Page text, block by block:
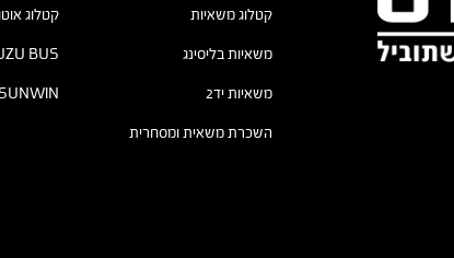
קטלוג משאיות
משאיות בליסינג
משאיות יד2
השכרת משאית ומסחרית
קטלוג
BUS
SUNWIN